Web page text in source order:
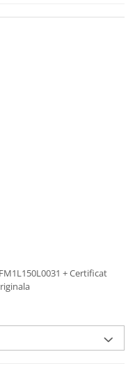
+ Certificat